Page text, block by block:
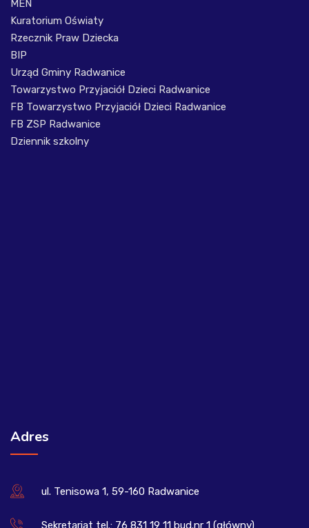
MEN
Kuratorium Oświaty
Rzecznik Praw Dziecka
BIP
Urząd Gminy Radwanice
Towarzystwo Przyjaciół Dzieci Radwanice
FB Towarzystwo Przyjaciół Dzieci Radwanice
FB ZSP Radwanice
Dziennik szkolny
Adres
ul. Tenisowa 1, 59-160 Radwanice
Sekretariat tel.: 76 831 19 11 bud.nr 1 (główny)